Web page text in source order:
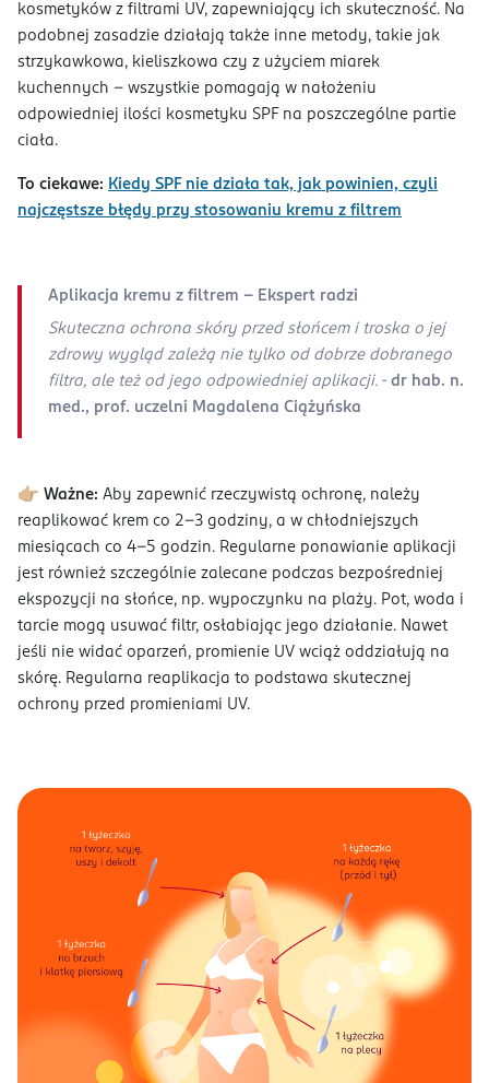
kosmetyków z filtrami UV, zapewniający ich skuteczność. Na
podobnej zasadzie działają także inne metody, takie jak
strzykawkowa, kieliszkowa czy z użyciem miarek
kuchennych – wszystkie pomagają w nałożeniu
odpowiedniej ilości kosmetyku SPF na poszczególne partie
ciała.
To ciekawe: Kiedy SPF nie działa tak, jak powinien, czyli
najczęstsze błędy przy stosowaniu kremu z filtrem
Aplikacja kremu z filtrem - Ekspert radzi
Skuteczna ochrona skóry przed słońcem i troska o jej
zdrowy wygląd zależą nie tylko od dobrze dobranego
filtra, ale też od jego odpowiedniej aplikacji. - dr hab. n.
med., prof. uczelni Magdalena Ciążyńska
👉🏼 Ważne: Aby zapewnić rzeczywistą ochronę, należy
reaplikować krem co 2–3 godziny, a w chłodniejszych
miesiącach co 4-5 godzin. Regularne ponawianie aplikacji
jest również szczególnie zalecane podczas bezpośredniej
ekspozycji na słońce, np. wypoczynku na plaży. Pot, woda i
tarcie mogą usuwać filtr, osłabiając jego działanie. Nawet
jeśli nie widać oparzeń, promienie UV wciąż oddziałują na
skórę. Regularna reaplikacja to podstawa skutecznej
ochrony przed promieniami UV.